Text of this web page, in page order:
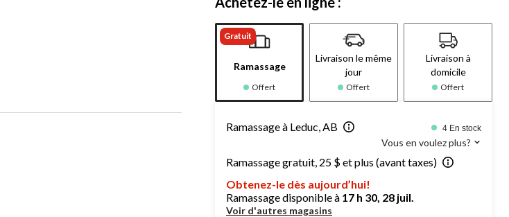
Gratuit
Ramassage
Offert
Livraison le même
jour
Offert
Livraison à
domicile
Offert
Ramassage à Leduc, AB 4 En stock
Vous en voulez plus?
Ramassage gratuit, 25 $ et plus (avant taxes)
Obtenez-le dès aujourd’hui!
Ramassage disponible à 17 h 30, 28 juil.
Voir d'autres magasins